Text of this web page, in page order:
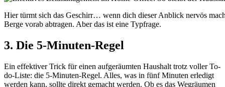
Hier türmt sich das Geschirr… wenn dich dieser Anblick nervös
Berge vorab abtragen. Aber das ist eine Typfrage.
3. Die 5-Minuten-Regel
Ein effektiver Trick für einen aufgeräumten Haushalt trotz voller To-
do-Liste: die 5-Minuten-Regel. Alles, was in fünf Minuten erledigt
werden kann, sollte direkt gemacht werden. Ob es das Wegräumen